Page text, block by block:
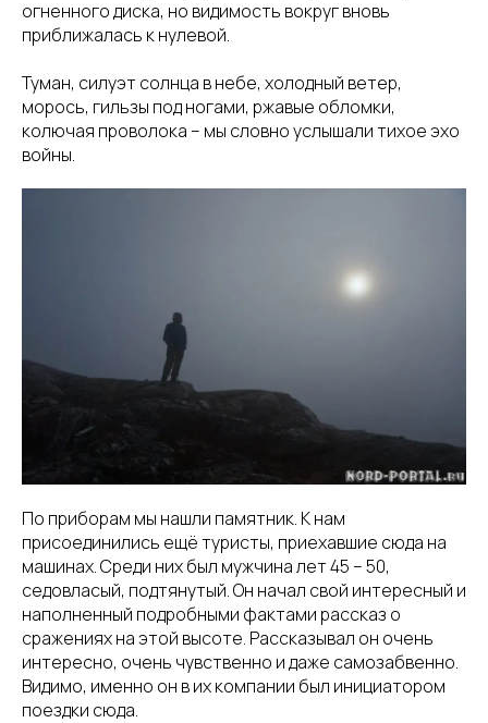
огненного диска, но видимость вокруг вновь
приближалась к нулевой.
Туман, силуэт солнца в небе, холодный ветер,
морось, гильзы под ногами, ржавые обломки,
колючая проволока – мы словно услышали тихое эхо
войны.
По приборам мы нашли памятник. К нам
присоединились ещё туристы, приехавшие сюда на
машинах. Среди них был мужчина лет 45 – 50,
седовласый, подтянутый. Он начал свой интересный и
наполненный подробными фактами рассказ о
сражениях на этой высоте. Рассказывал он очень
интересно, очень чувственно и даже самозабвенно.
Видимо, именно он в их компании был инициатором
поездки сюда.